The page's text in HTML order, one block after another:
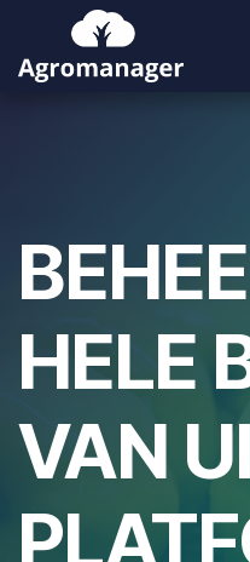
Overslaan naar inhoud
HELE
VAN